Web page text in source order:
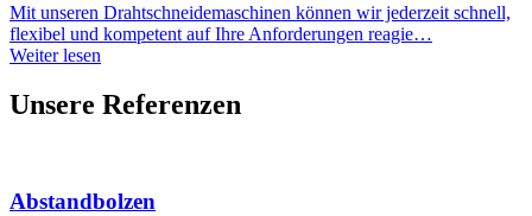
Mit unseren Drahtschneidemaschinen können wir jederzeit schnell,
flexibel und kompetent auf Ihre Anforderungen reagie…
Weiter lesen
Unsere Referenzen
Abstandbolzen